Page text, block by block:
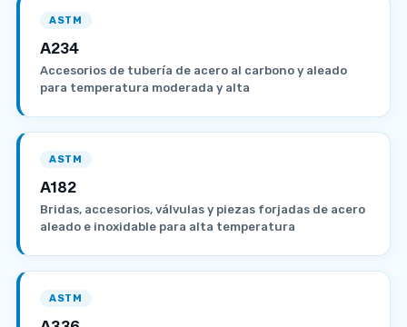
ASTM
A234
Accesorios de tubería de acero al carbono y aleado
para temperatura moderada y alta
ASTM
A182
Bridas, accesorios, válvulas y piezas forjadas de acero
aleado e inoxidable para alta temperatura
ASTM